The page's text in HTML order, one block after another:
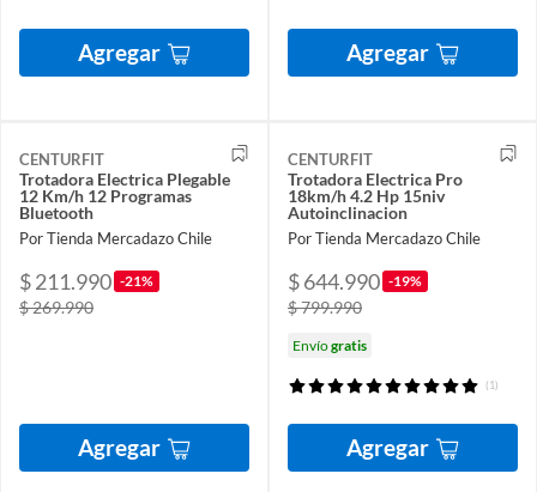
Agregar Agregar
CENTURFIT
Trotadora Electrica Plegable
12 Km/h 12 Programas
Bluetooth
Por Tienda Mercadazo Chile
$ 211.990 -21%
$ 269.990
Agregar
CENTURFIT
Trotadora Electrica Pro
18km/h 4.2 Hp 15niv
Autoinclinacion
Por Tienda Mercadazo Chile
$ 644.990 -19%
$ 799.990
Envíogratis
(1)
Agregar